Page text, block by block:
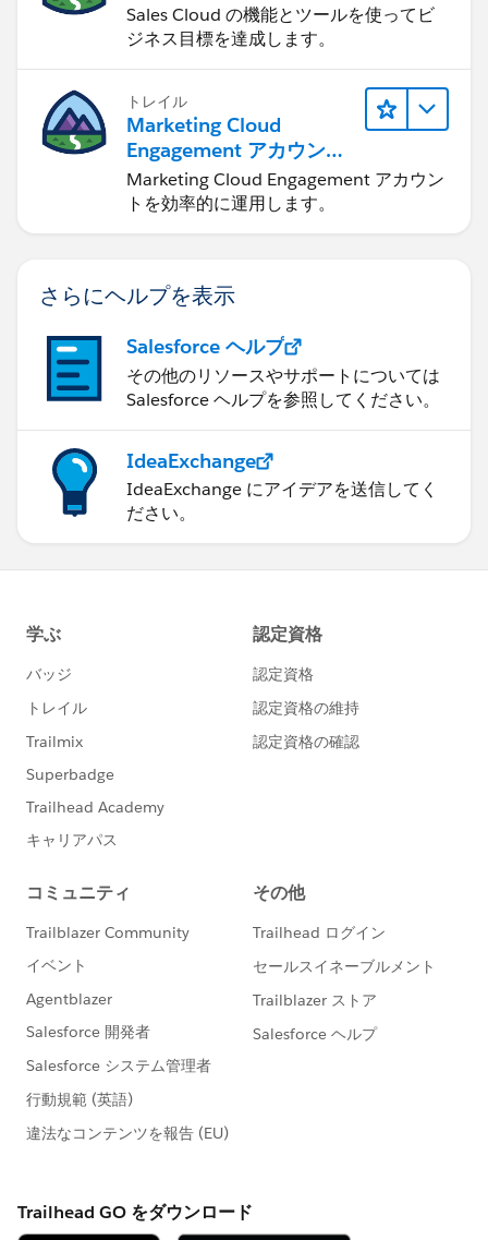
Sales Cloud の機能とツールを使ってビ
ジネス目標を達成します。
トレイル
Marketing Cloud
Engagement アカウント
の管理
Marketing Cloud Engagement アカウン
トを効率的に運用します。
さらにヘルプを表示
Salesforce ヘルプ
その他のリソースやサポートについては
Salesforce ヘルプを参照してください。
IdeaExchange
IdeaExchange にアイデアを送信してく
ださい。